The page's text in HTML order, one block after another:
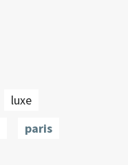
luxe
paris